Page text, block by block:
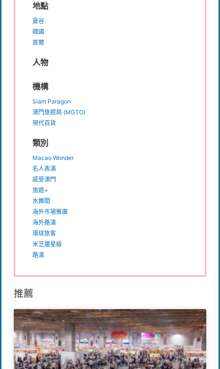
地點
曼谷
韓國
首爾
人物
機構
Siam Paragon
澳門旅遊局 (MGTO)
現代百貨
類別
Macao Wonder
名人表演
感受澳門
旅遊+
水舞間
海外市場推廣
海外路演
環球旅客
米芝蓮星級
路演
推薦